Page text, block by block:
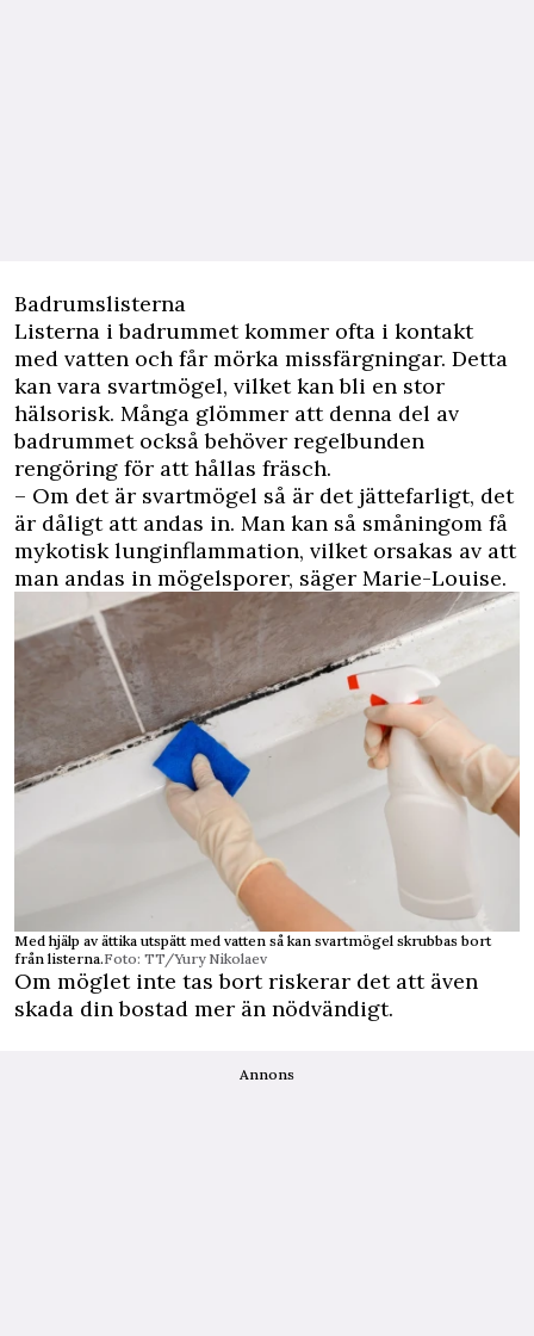
Badrumslisterna
Listerna i badrummet kommer ofta i kontakt
med vatten och får mörka missfärgningar. Detta
kan vara svartmögel, vilket kan bli en stor
hälsorisk. Många glömmer att denna del av
badrummet också behöver regelbunden
rengöring för att hållas fräsch.
– Om det är svartmögel så är det jättefarligt, det
är dåligt att andas in. Man kan så småningom få
mykotisk lunginflammation, vilket orsakas av att
man andas in mögelsporer, säger Marie-Louise.
Med hjälp av ättika utspätt med vatten så kan svartmögel skrubbas bort
från listerna.Foto: TT/Yury Nikolaev
Om möglet inte tas bort riskerar det att även
skada din bostad mer än nödvändigt.
Annons